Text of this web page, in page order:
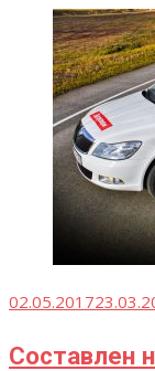
Опубликовано
02.05.2017
Составлен